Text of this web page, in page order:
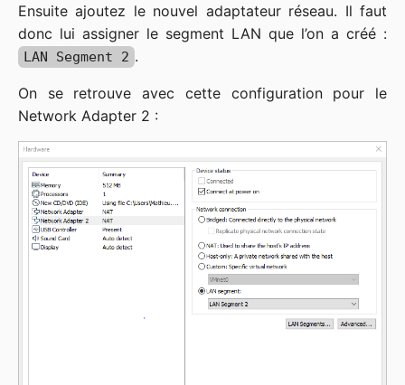
Ensuite ajoutez le nouvel adaptateur réseau. Il faut
donc lui assigner le segment LAN que l’on a créé :
LAN Segment 2 .
On se retrouve avec cette configuration pour le
Network Adapter 2 :